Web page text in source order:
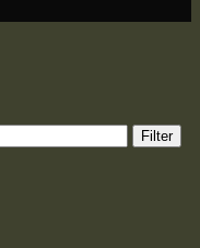
Filter